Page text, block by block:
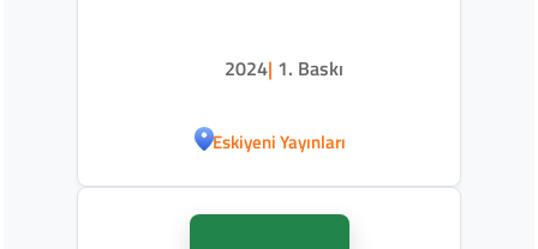
2024| 1. Baskı
Eskiyeni Yayınları